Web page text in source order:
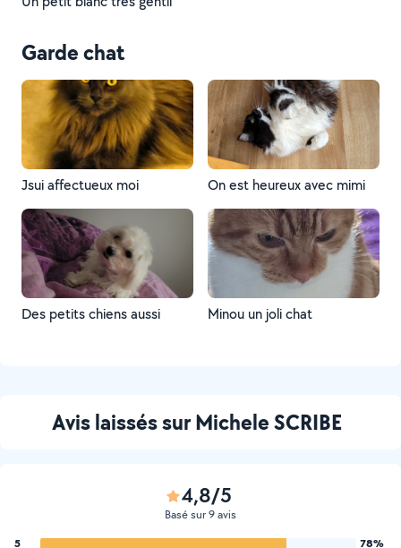
Garde chat
Jsui affectueux moi On est heureux avec mimi
Des petits chiens aussi Minou un joli chat
Avis laissés sur Michele SCRIBE
4,8/5
Basé sur 9 avis
5
78%